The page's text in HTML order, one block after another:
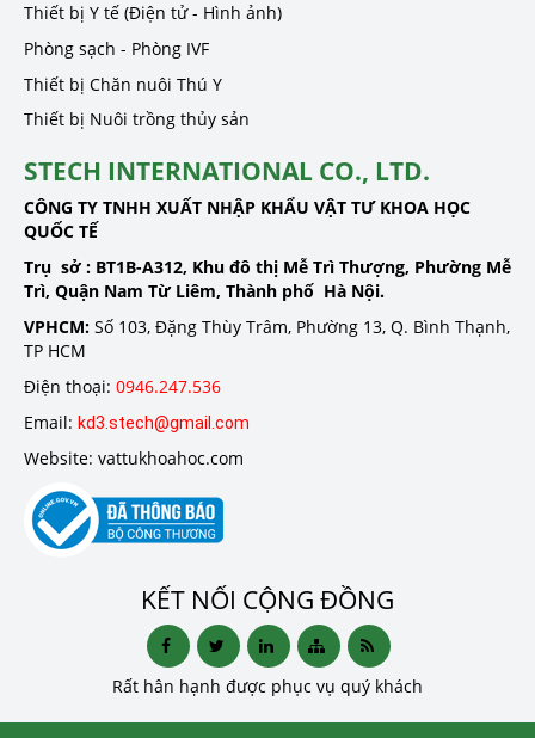
Thiết bị Y tế (Điện tử - Hình ảnh)
Phòng sạch - Phòng IVF
Thiết bị Chăn nuôi Thú Y
Thiết bị Nuôi trồng thủy sản
STECH INTERNATIONAL CO., LTD.
CÔNG TY TNHH XUẤT NHẬP KHẨU VẬT TƯ KHOA HỌC
QUỐC TẾ
Trụ sở : BT1B-A312, Khu đô thị Mễ Trì Thượng, Phường Mễ
Trì, Quận Nam Từ Liêm, Thành phố Hà Nội.
VPHCM: Số 103, Đặng Thùy Trâm, Phường 13, Q. Bình Thạnh,
TP HCM
Điện thoại: 0946.247.536
Email: kd3.stech@gmail.com
Website: vattukhoahoc.com
KẾT NỐI CỘNG ĐỒNG
Rất hân hạnh được phục vụ quý khách